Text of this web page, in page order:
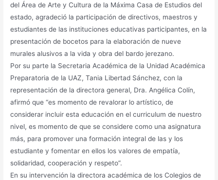
del Área de Arte y Cultura de la Máxima Casa de Estudios del
estado, agradeció la participación de directivos, maestros y
estudiantes de las instituciones educativas participantes, en la
presentación de bocetos para la elaboración de nueve
murales alusivos a la vida y obra del bardo jerezano.
Por su parte la Secretaria Académica de la Unidad Académica
Preparatoria de la UAZ, Tania Libertad Sánchez, con la
representación de la directora general, Dra. Angélica Colín,
afirmó que “es momento de revalorar lo artístico, de
considerar incluir esta educación en el curriculum de nuestro
nivel, es momento de que se considere como una asignatura
más, para promover una formación integral de las y los
estudiante y fomentar en ellos los valores de empatía,
solidaridad, cooperación y respeto”.
En su intervención la directora académica de los Colegios de